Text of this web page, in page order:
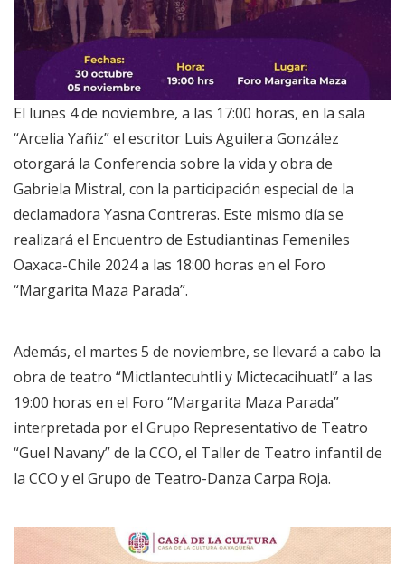
El lunes 4 de noviembre, a las 17:00 horas, en la sala
“Arcelia Yañiz” el escritor Luis Aguilera González
otorgará la Conferencia sobre la vida y obra de
Gabriela Mistral, con la participación especial de la
declamadora Yasna Contreras. Este mismo día se
realizará el Encuentro de Estudiantinas Femeniles
Oaxaca-Chile 2024 a las 18:00 horas en el Foro
“Margarita Maza Parada”.
Además, el martes 5 de noviembre, se llevará a cabo la
obra de teatro “Mictlantecuhtli y Mictecacihuatl” a las
19:00 horas en el Foro “Margarita Maza Parada”
interpretada por el Grupo Representativo de Teatro
“Guel Navany” de la CCO, el Taller de Teatro infantil de
la CCO y el Grupo de Teatro-Danza Carpa Roja.